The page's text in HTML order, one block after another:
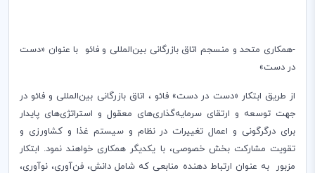
-همکاری متحد و منسجم اتاق بازرگانی بین‌المللی و فائو با عنوان «دست
در دست»
از طریق ابتکار «دست در دست» فائو ، اتاق بازرگانی بین‌المللی و فائو در
جهت توسعه و ارتقای سرمایه‌گذاری‌های معقول و استراتژی‌های پایدار
برای درگرگونی و اعمال تغییرات در نظام و سیستم غذا و کشاورزی و
تقویت مشارکت بخش خصوصی، با یکدیگر همکاری خواهند نمود. ابتکار
مزبور به عنوان ارتباط دهنده منابعی که شامل دانش، فن‌آوری، نوآوری،